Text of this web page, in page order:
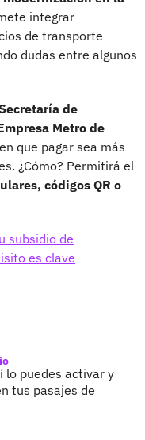
integrar
de transporte
dudas entre algunos
de
Metro de
que pagar sea más
¿Cómo? Permitirá el
códigos QR o
subsidio de
es clave
lo puedes activar y
tus pasajes de